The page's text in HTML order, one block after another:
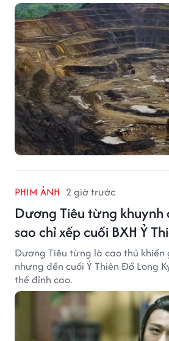
PHIM ẢNH 2 giờ trước
Dương Tiêu từng khuynh
sao chỉ xếp cuối BXH Ỷ
Dương Tiêu từng là cao thủ khiến
nhưng đến cuối Ỷ Thiên Đồ Long
thế đỉnh cao.